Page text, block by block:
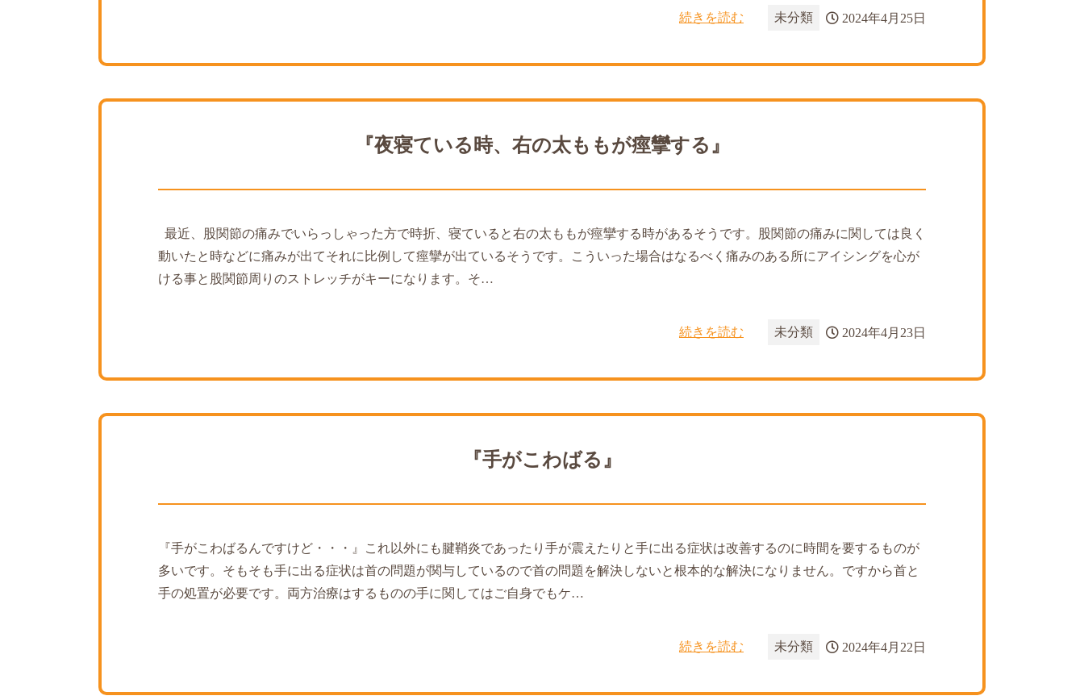
続きを読む 未分類 2024年4月25日
『夜寝ている時、右の太ももが痙攣する』
最近、股関節の痛みでいらっしゃった方で時折、寝ていると右の太ももが痙攣する時があるそうです。股関節の痛みに関しては良く
動いたと時などに痛みが出てそれに比例して痙攣が出ているそうです。こういった場合はなるべく痛みのある所にアイシングを心が
ける事と股関節周りのストレッチがキーになります。そ…
続きを読む 未分類 2024年4月23日
『手がこわばる』
『手がこわばるんですけど・・・』これ以外にも腱鞘炎であったり手が震えたりと手に出る症状は改善するのに時間を要するものが
多いです。そもそも手に出る症状は首の問題が関与しているので首の問題を解決しないと根本的な解決になりません。ですから首と
手の処置が必要です。両方治療はするものの手に関してはご自身でもケ…
続きを読む 未分類 2024年4月22日